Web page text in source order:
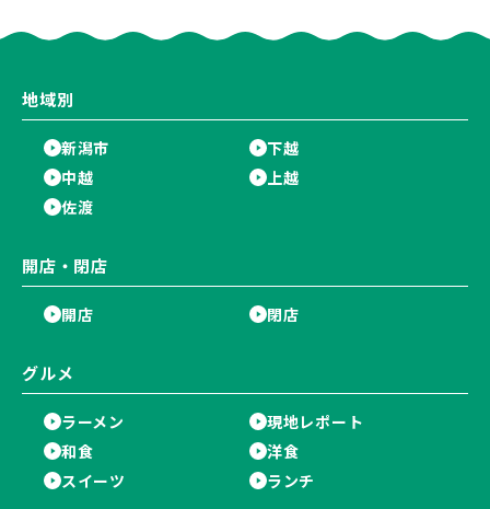
地域別
新潟市
下越
中越
上越
佐渡
開店・閉店
開店 閉店
グルメ
ラーメン
現地レポート
和食
洋食
スイーツ
ランチ